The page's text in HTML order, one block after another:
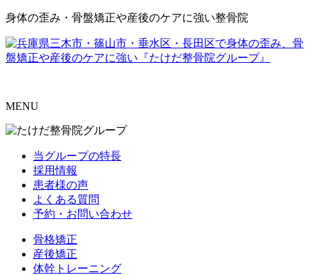
身体の歪み・骨盤矯正や産後のケアに強い整骨院
MENU
当グループの特長
採用情報
患者様の声
よくある質問
予約・お問い合わせ
骨格矯正
産後矯正
体幹トレーニング